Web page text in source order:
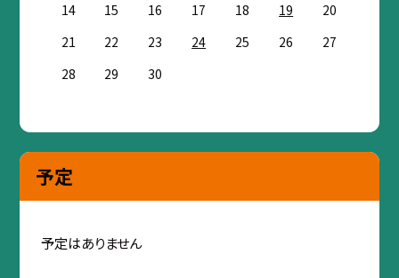
14
15 16 17 18 19
20
21
22 23 24 25 26
27
28
29 30
予定
予定はありません